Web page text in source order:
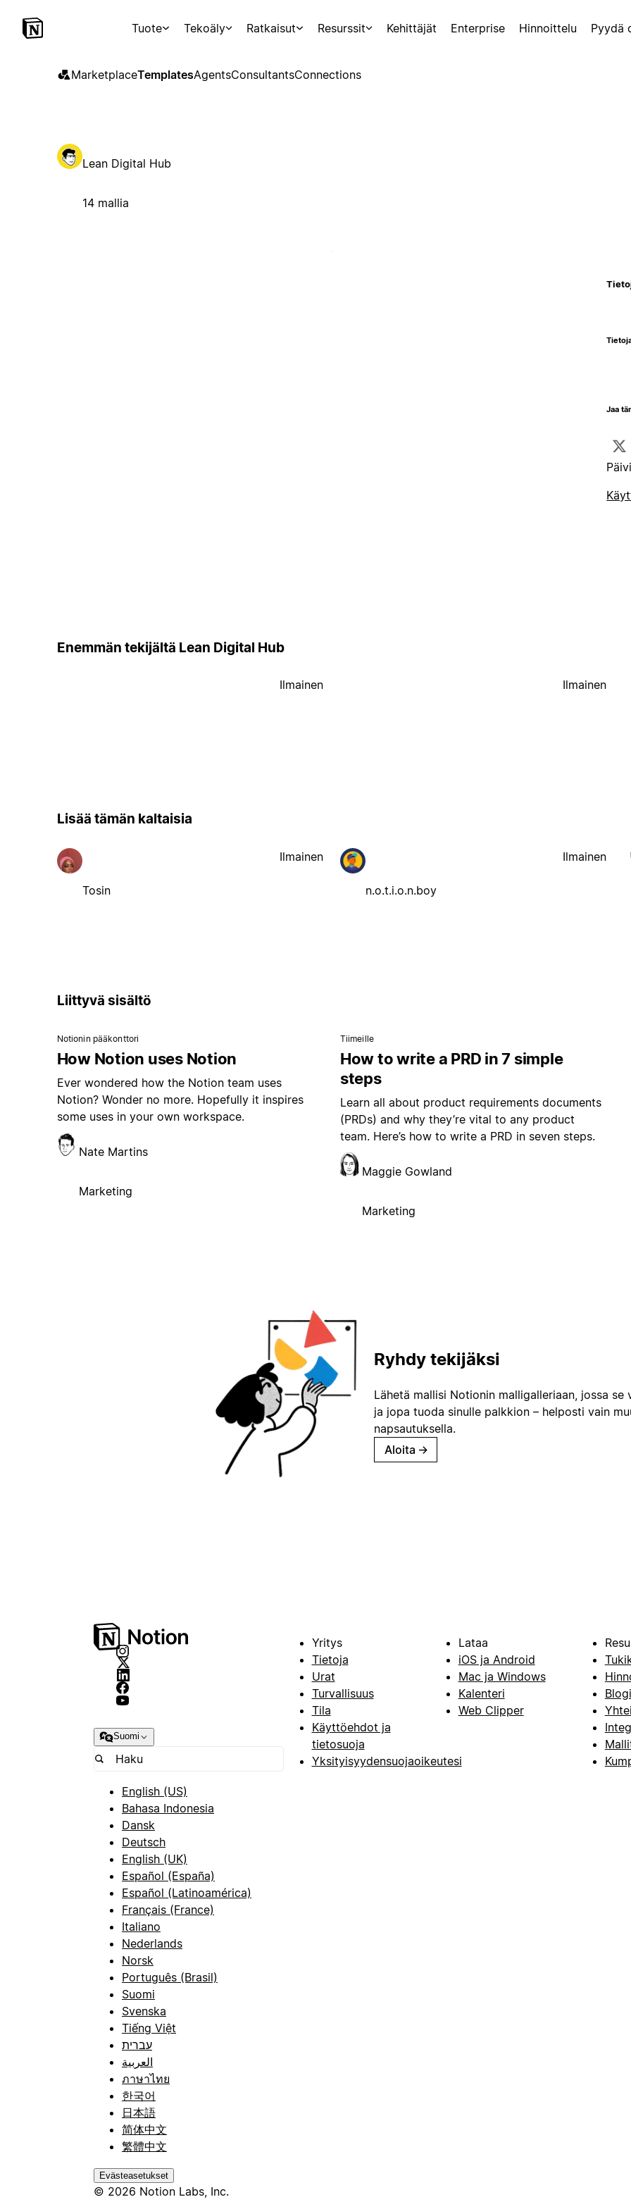
Tuote Tekoäly Ratkaisut Resurssit Kehittäjät Enterprise Hinnoittelu Pyydä
MarketplaceTemplatesAgentsConsultantsConnections
Lean Digital Hub
14 mallia
Jaa
Enemmän tekijältä Lean Digital Hub
Ilmainen Ilmainen
Lisää tämän kaltaisia
Tosin
Ilmainen
n.o.t.i.o.n.boy
Ilmainen
Liittyvä sisältö
Notionin pääkonttori
How Notion uses Notion
Ever wondered how the Notion team uses
Notion? Wonder no more. Hopefully it inspires
some uses in your own workspace.
Nate Martins
Marketing
Tiimeille
How to write a PRD in 7 simple
steps
Learn all about product requirements documents
(PRDs) and why they’re vital to any product
team. Here’s how to write a PRD in seven steps.
Maggie Gowland
Marketing
Ryhdy tekijäksi
Lähetä mallisi Notionin malligalleriaan, jossa
ja jopa tuoda sinulle palkkion – helposti vain
napsautuksella.
Aloita →
Suomi
English (US)
Bahasa Indonesia
Dansk
Deutsch
English (UK)
Español (España)
Español (Latinoamérica)
Français (France)
Italiano
Nederlands
Norsk
Português (Brasil)
Suomi
Svenska
Tiếng Việt
עברית
العربية
ภาษาไทย
한국어
日本語
简体中文
繁體中文
Evästeasetukset
© 2026 Notion Labs, Inc.
Yritys
Tietoja
Urat
Turvallisuus
Tila
Käyttöehdot ja
tietosuoja
Yksityisyydensuojaoikeutesi
Lataa
iOS ja Android
Mac ja Windows
Kalenteri
Web Clipper
Blogi